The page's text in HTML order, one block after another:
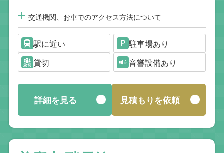
交通機関、お車でのアクセス方法について
駅に近い
駐車場あり
貸切
音響設備あり
詳細を見る 見積もりを依頼